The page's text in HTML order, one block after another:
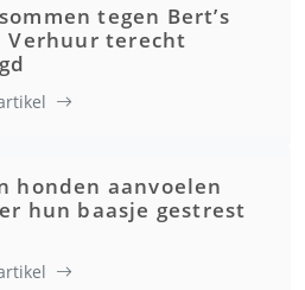
tegen Bert’s
Verhuur terecht
honden aanvoelen
hun baasje gestrest